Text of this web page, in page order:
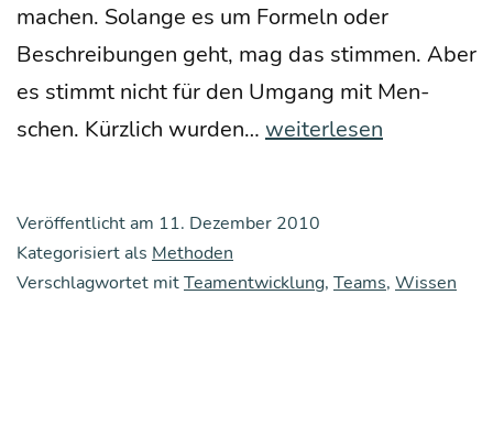
machen. Solan­ge es um For­meln oder
Beschrei­bun­gen geht, mag das stim­men. Aber
es stimmt nicht für den Umgang mit Men­
schen. Kürz­lich wur­den… Der
Blick:
weiterlesen
Veröffentlicht am 11. Dezember 2010
Kategorisiert als Methoden
Verschlagwortet mitTeamentwicklung, Teams, Wissen